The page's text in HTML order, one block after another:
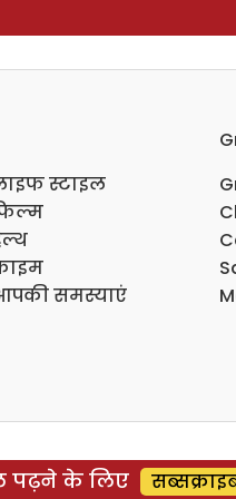
स्टाइल
समस्याएं
पढ़ने के लिए